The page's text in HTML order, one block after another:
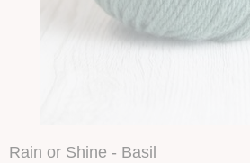
Rain or Shine - Basil